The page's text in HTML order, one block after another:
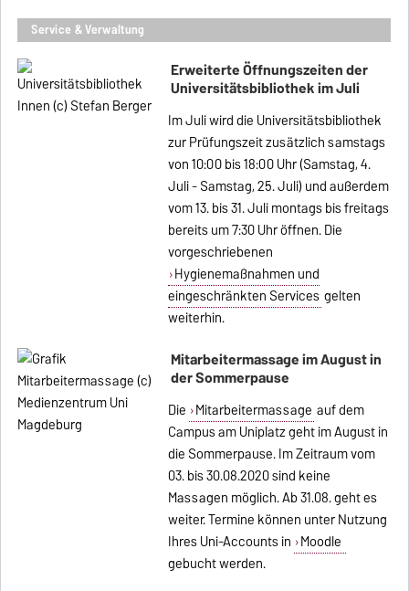
Service & Verwaltung
Erweiterte Öffnungszeiten der
Universitätsbibliothek im Juli
Im Juli wird die Universitätsbibliothek
zur Prüfungszeit zusätzlich samstags
von 10:00 bis 18:00 Uhr (Samstag, 4.
Juli - Samstag, 25. Juli) und außerdem
vom 13. bis 31. Juli montags bis freitags
bereits um 7:30 Uhr öffnen. Die
vorgeschriebenen
Hygienemaßnahmen und
eingeschränkten Services gelten
weiterhin.
Mitarbeitermassage im August in
der Sommerpause
Die Mitarbeitermassage auf dem
Campus am Uniplatz geht im August in
die Sommerpause. Im Zeitraum vom
03. bis 30.08.2020 sind keine
Massagen möglich. Ab 31.08. geht es
weiter. Termine können unter Nutzung
Ihres Uni-Accounts in Moodle
gebucht werden.